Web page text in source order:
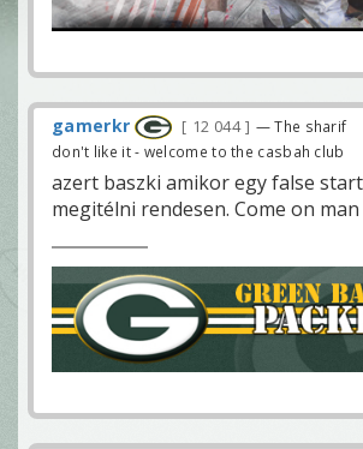
gamerkr 12 044
— The sharif
don't like it - welcome to the casbah club
azert baszki amikor egy false
megitélni rendesen. Come on man